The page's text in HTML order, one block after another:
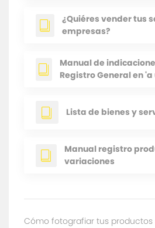
¿Quiéres vender tus
empresas?
Manual de
Registro General en 'a
Lista de bienes y
Manual registro
variaciones
Cómo fotografiar tus